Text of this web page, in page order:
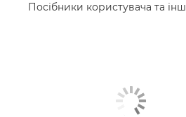
Посібники користувача та